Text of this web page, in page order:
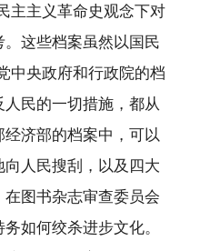
主主义革命史观念下对
这些档案虽然以国民
中央政府和行政院的档
民的一切措施，都从
济部的档案中，可以
人民搜刮，以及四大
图书杂志审查委员会
如何绞杀进步文化。